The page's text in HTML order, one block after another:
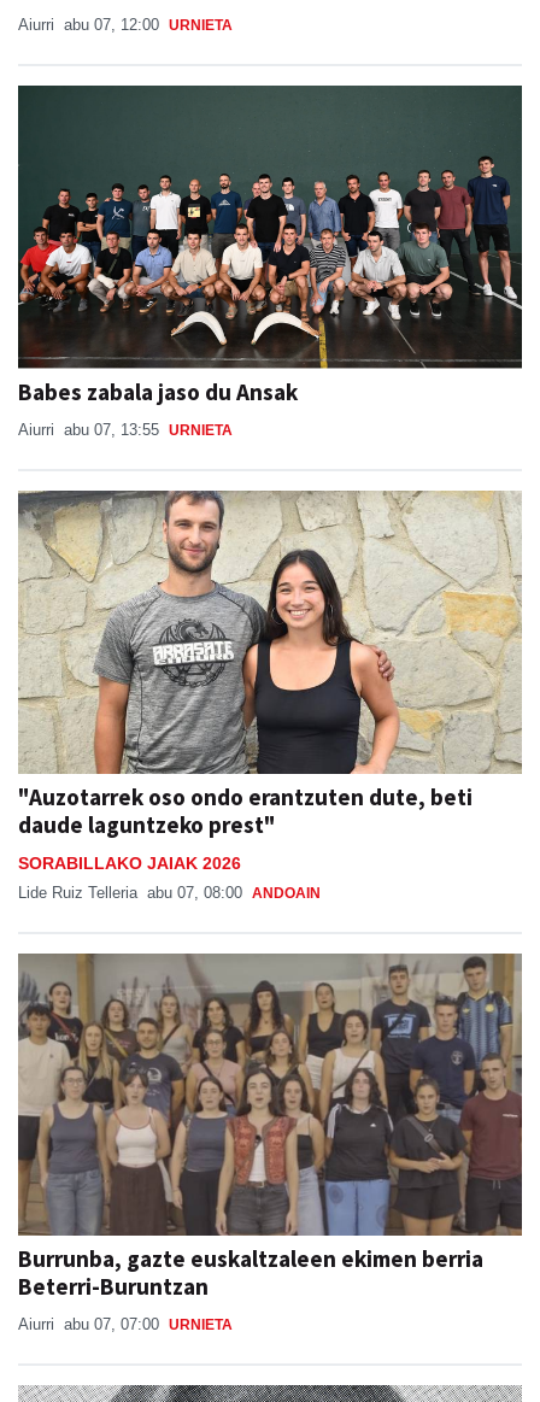
Aiurri abu 07, 12:00 URNIETA
Babes zabala jaso du Ansak
Aiurri abu 07, 13:55 URNIETA
"Auzotarrek oso ondo erantzuten dute, beti
daude laguntzeko prest"
SORABILLAKO JAIAK 2026
Lide Ruiz Telleria abu 07, 08:00 ANDOAIN
Burrunba, gazte euskaltzaleen ekimen berria
Beterri-Buruntzan
Aiurri abu 07, 07:00 URNIETA